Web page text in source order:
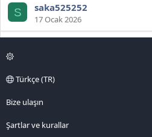
S saka525252
17 Ocak 2026
Türkçe (TR)
Bize ulaşın
Şartlar ve kurallar